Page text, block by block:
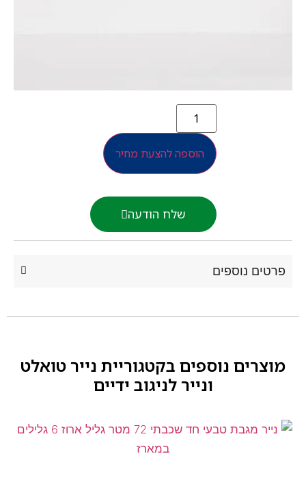
הוספה להצעת מחיר
שלח הודעה
נוספים
נוספים בקטגורייתנייר טואלט
ונייר לניגוב ידיים